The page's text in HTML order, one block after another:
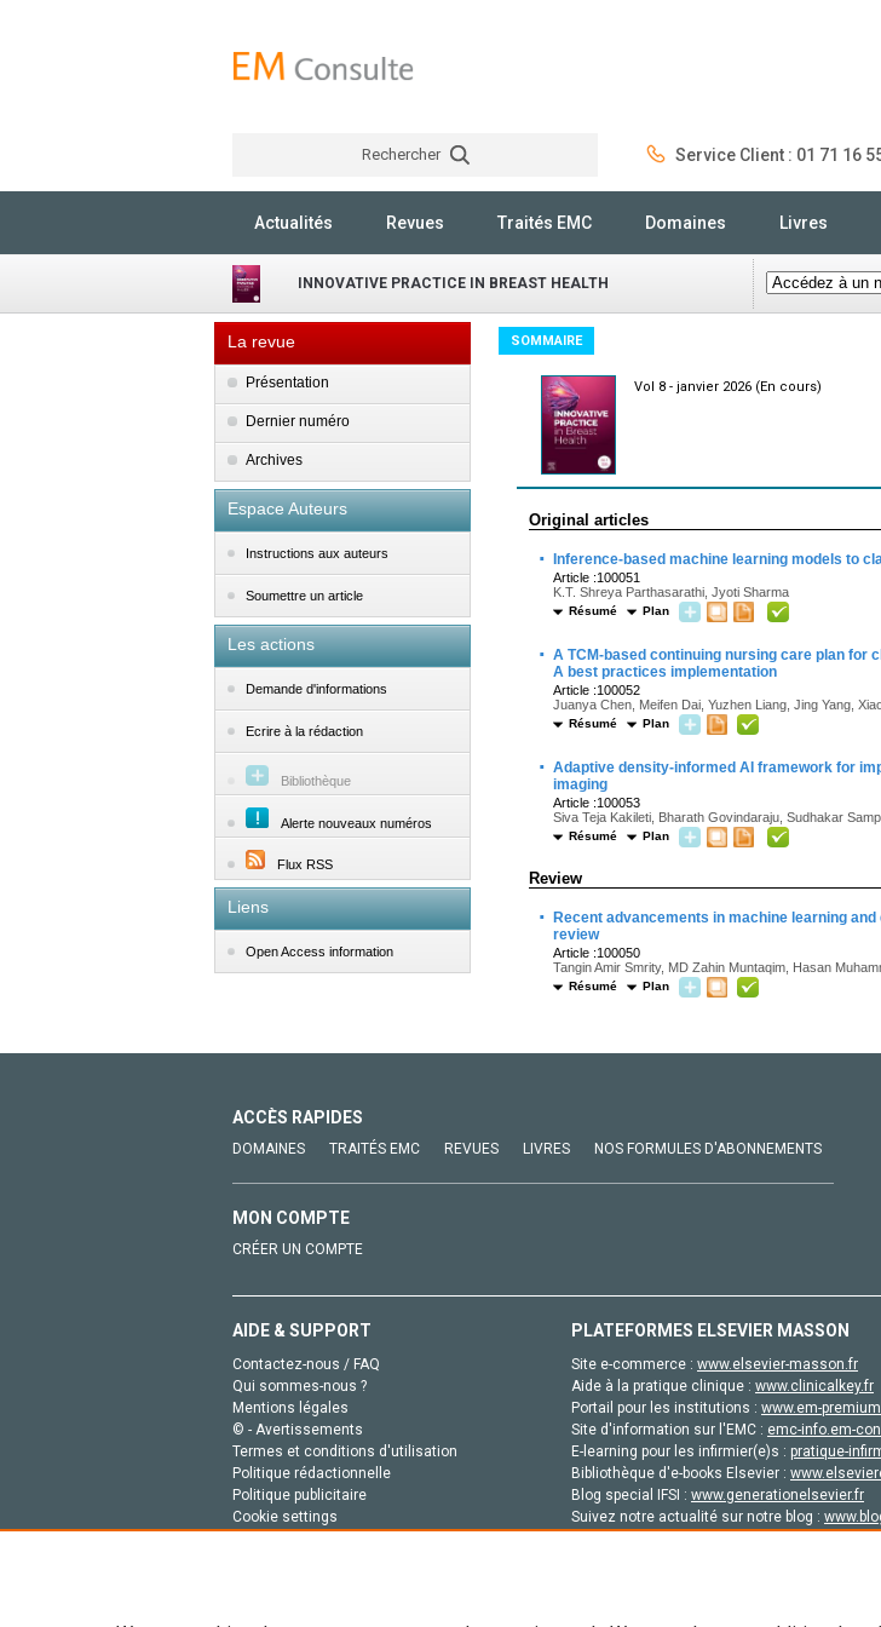
Rechercher Service Client : 01 71 16
Actualités Revues Traités EMC Domaines Livres
INNOVATIVE PRACTICE IN BREAST HEALTH
La revue
Présentation
Dernier numéro
Archives
Espace Auteurs
Instructions aux auteurs
Soumettre un article
Les actions
Demande d'informations
Ecrire à la rédaction
Bibliothèque
Alerte nouveaux numéros
Flux RSS
Liens
Open Access information
SOMMAIRE
Vol 8 - janvier 2026 (En cours)
Original articles
· Inference-based machine learning models to
Article :100051
K.T. Shreya Parthasarathi, Jyoti Sharma
Résumé Plan
· A TCM-based continuing nursing care plan for
A best practices implementation
Article :100052
Juanya Chen, Meifen Dai, Yuzhen Liang, Jing Yang,
Résumé Plan
· Adaptive density-informed AI framework for
imaging
Article :100053
Siva Teja Kakileti, Bharath Govindaraju, Sudhakar
Résumé Plan
Review
·
Recent advancements in machine learning
review
Article :100050
Tangin Amir Smrity, MD Zahin Muntaqim, Hasan
Résumé Plan
ACCÈS RAPIDES
DOMAINES TRAITÉS EMC REVUES LIVRES NOS FORMULES D'ABONNEMENTS
MON COMPTE
CRÉER UN COMPTE
AIDE & SUPPORT
Contactez-nous / FAQ
Qui sommes-nous ?
Mentions légales
© - Avertissements
Termes et conditions d'utilisation
Politique rédactionnelle
Politique publicitaire
Cookie settings
PLATEFORMES ELSEVIER MASSON
Site e-commerce : www.elsevier-masson.fr
Aide à la pratique clinique : www.clinicalkey.fr
Portail pour les institutions : www.em-
Site d'information sur l'EMC : emc-info.em-
E-learning pour les infirmier(e)s : pratique-
Bibliothèque d'e-books Elsevier :
Blog special IFSI : www.generationelsevier.fr
Suivez notre actualité sur notre blog :